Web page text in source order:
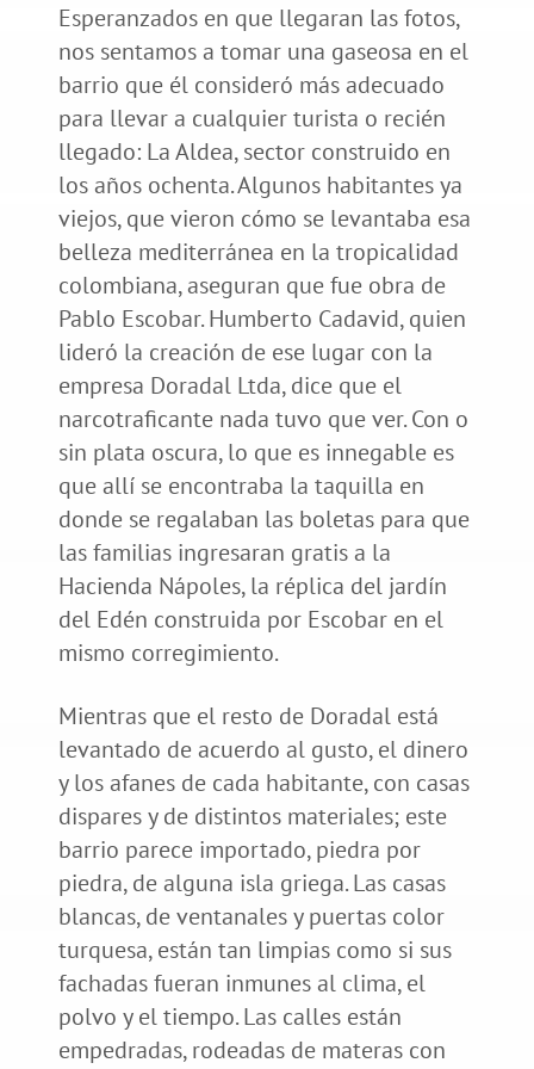
Esperanzados en que llegaran las fotos,
nos sentamos a tomar una gaseosa en el
barrio que él consideró más adecuado
para llevar a cualquier turista o recién
llegado: La Aldea, sector construido en
los años ochenta. Algunos habitantes ya
viejos, que vieron cómo se levantaba esa
belleza mediterránea en la tropicalidad
colombiana, aseguran que fue obra de
Pablo Escobar. Humberto Cadavid, quien
lideró la creación de ese lugar con la
empresa Doradal Ltda, dice que el
narcotraficante nada tuvo que ver. Con o
sin plata oscura, lo que es innegable es
que allí se encontraba la taquilla en
donde se regalaban las boletas para que
las familias ingresaran gratis a la
Hacienda Nápoles, la réplica del jardín
del Edén construida por Escobar en el
mismo corregimiento.
Mientras que el resto de Doradal está
levantado de acuerdo al gusto, el dinero
y los afanes de cada habitante, con casas
dispares y de distintos materiales; este
barrio parece importado, piedra por
piedra, de alguna isla griega. Las casas
blancas, de ventanales y puertas color
turquesa, están tan limpias como si sus
fachadas fueran inmunes al clima, el
polvo y el tiempo. Las calles están
empedradas, rodeadas de materas con